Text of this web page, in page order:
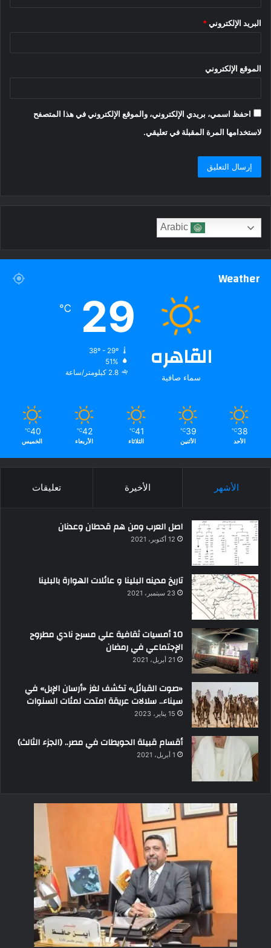
البريد الإلكتروني *
الموقع الإلكتروني
احفظ اسمي، بريدي الإلكتروني، والموقع الإلكتروني في هذا المتصفح
لاستخدامها المرة المقبلة في تعليقي.
Weather
القاهره
سماء صافية
29
℃
38º - 29º
51%
2.8 كيلومتر/ساعة
38
℃
الأحد
39
℃
الأثنين
41
℃
الثلاثاء
42
℃
الأربعاء
40
℃
الخميس
الأشهر الأخيرة تعليقات
اصل العرب ومن هم قحطان وعدنان
12 أكتوبر، 2021
تاريخ مدينه البلينا و عائلات الهوارة بالبلينا
23 سبتمبر، 2021
10 أمسيات ثقافية علي مسرح نادي مطروح
الإجتماعي في رمضان
21 أبريل، 2021
«صوت القبائل» تكشف لغز «أرسان الإبل» في
سيناء.. سلالات عريقة امتدت لمئات السنوات
15 يناير، 2023
أقسام قبيلة الحويطات في مصر.. (الجزء الثالث)
1 أبريل، 2021